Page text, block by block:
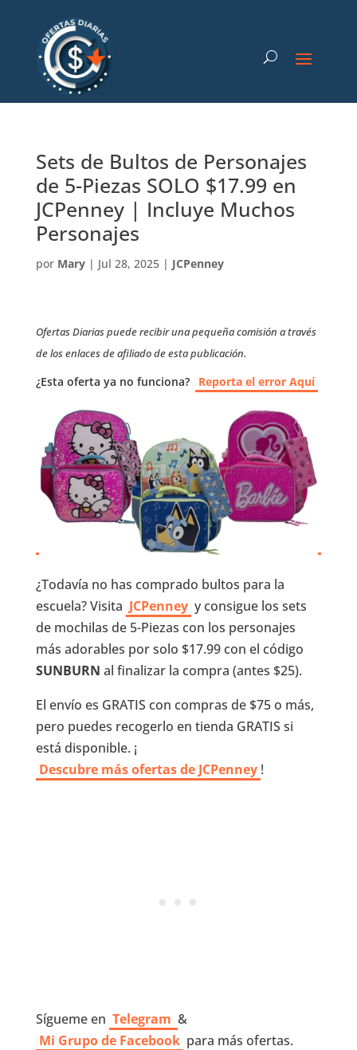
Sets de Bultos de Personajes
de 5-Piezas SOLO $17.99 en
JCPenney | Incluye Muchos
Personajes
por Mary| Jul 28, 2025| JCPenney
Ofertas Diarias puede recibir una pequeña comisión a través
de los enlaces de afiliado de esta publicación.
¿Esta oferta ya no funciona? Reporta el error Aquí
¿Todavía no has comprado bultos para la
escuela? Visita JCPenney y consigue los sets
de mochilas de 5-Piezas con los personajes
más adorables por solo $17.99 con el código
SUNBURN al finalizar la compra (antes $25).
El envío es GRATIS con compras de $75 o más,
pero puedes recogerlo en tienda GRATIS si
está disponible. ¡
Descubre más ofertas de JCPenney !
Sígueme en Telegram &
Mi Grupo de Facebook para más ofertas.